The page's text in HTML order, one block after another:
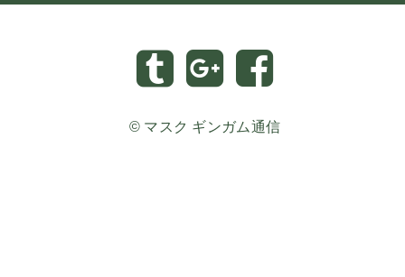
© マスク ギンガム通信